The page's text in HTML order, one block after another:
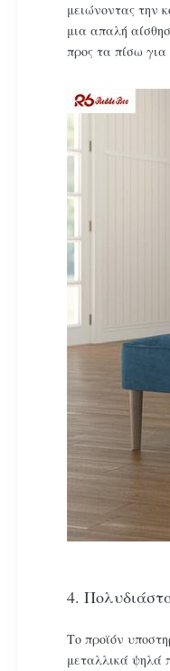
μειώνοντας την
μια απαλή
προς τα πίσω
4.
Το προϊόν
μεταλλικά ψηλά